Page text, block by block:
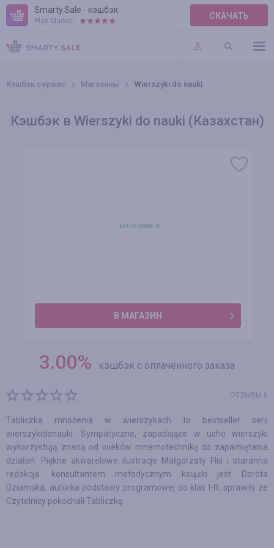
Smarty.Sale - кэшбэк
Play Market: СКАЧАТЬ
ПРАВИЛА
ПЛАГИНЫ
Кэшбэк сервис Магазины Wierszyki do nauki
Кэшбэк в Wierszyki do nauki (Казахстан)
В МАГАЗИН
3.00% кэшбэк с оплаченного заказа
ОТЗЫВЫ 0
Tabliczka mnożenia w wierszykach to bestseller serii
wierszykidonauki. Sympatyczne, zapadające w ucho wierszyki
wykorzystują znaną od wieków mnemotechnikę do zapamiętania
działań. Piękne akwarelowe ilustracje Małgorzaty Flis i staranna
redakcja: konsultantem metodycznym książki jest Dorota
Dziamska, autorka podstawy programowej do klas I-III, sprawiły że
Czytelnicy pokochali Tabliczkę.